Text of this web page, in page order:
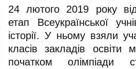
24 лютого 2019 року
етап Всеукраїнської
історії. У ньому взяли
класів закладів освіти
початком олімпіади